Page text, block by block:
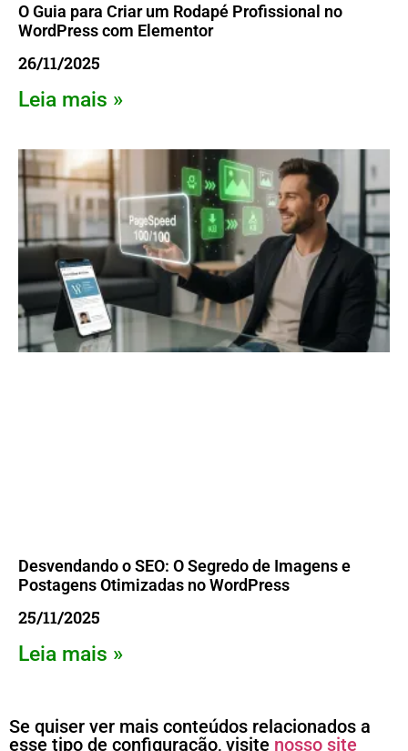
O Guia para Criar um Rodapé Profissional no
WordPress com Elementor
26/11/2025
Leia mais »
Desvendando o SEO: O Segredo de Imagens e
Postagens Otimizadas no WordPress
25/11/2025
Leia mais »
Se quiser ver mais conteúdos relacionados a
esse tipo de configuração, visite nosso site